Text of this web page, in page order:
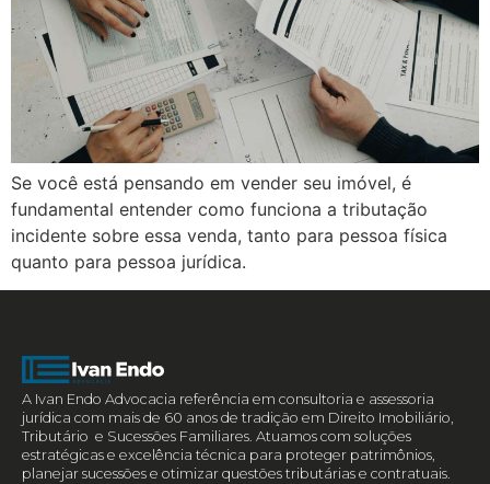
Se você está pensando em vender seu imóvel, é
fundamental entender como funciona a tributação
incidente sobre essa venda, tanto para pessoa física
quanto para pessoa jurídica.
A Ivan Endo Advocacia referência em consultoria e assessoria
jurídica com mais de 60 anos de tradição em Direito Imobiliário,
Tributário e Sucessões Familiares. Atuamos com soluções
estratégicas e excelência técnica para proteger patrimônios,
planejar sucessões e otimizar questões tributárias e contratuais.